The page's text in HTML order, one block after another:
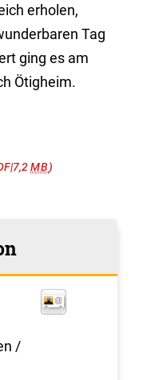
erholen,
Tag
ging es am
Ötigheim.
MB)
/